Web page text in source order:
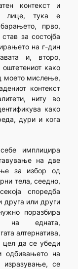
контекст и
лице, тука е
прво,
за состојба
на г-дин
и, второ,
како
моето мислење,
контекст
ниту во
како
дури и кога
имплицира
на две
за избор од
тела, сеедно,
споредба
друга или други
поразбира
на едната,
алтернатива,
цел да се убеди
одбивањето на
изразување, се